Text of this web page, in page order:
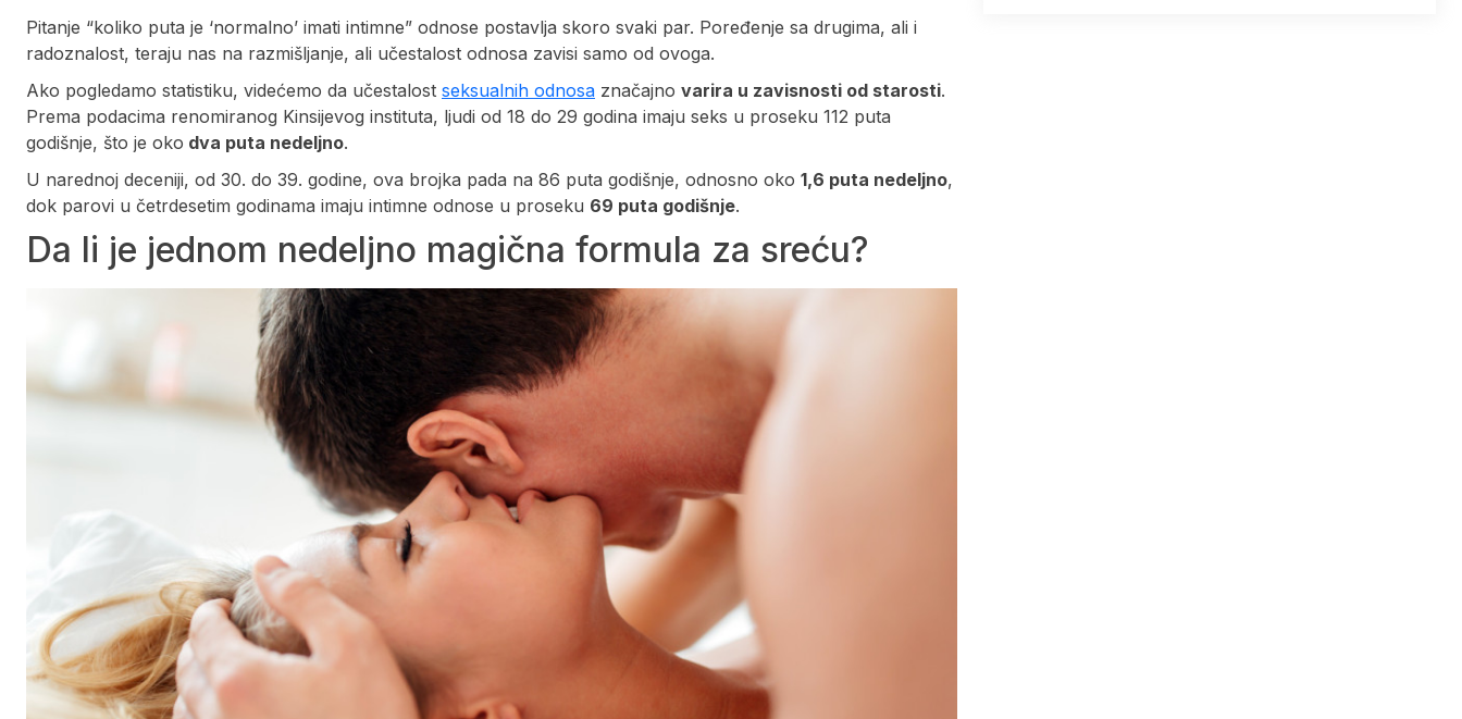
Pitanje “koliko puta je ‘normalno’ imati intimne” odnose postavlja skoro svaki par. Poređenje sa drugima, ali i
radoznalost, teraju nas na razmišljanje, ali učestalost odnosa zavisi samo od ovoga.
Ako pogledamo statistiku, videćemo da učestalost seksualnih odnosa značajno varira u zavisnosti od starosti.
Prema podacima renomiranog Kinsijevog instituta, ljudi od 18 do 29 godina imaju seks u proseku 112 puta
godišnje, što je oko dva puta nedeljno.
U narednoj deceniji, od 30. do 39. godine, ova brojka pada na 86 puta godišnje, odnosno oko 1,6 puta nedeljno,
dok parovi u četrdesetim godinama imaju intimne odnose u proseku 69 puta godišnje.
Da li je jednom nedeljno magična formula za sreću?